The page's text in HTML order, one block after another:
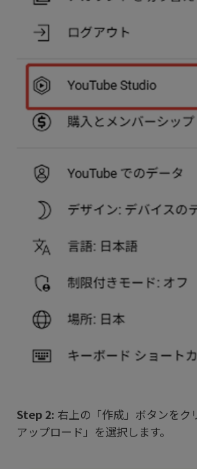
Step 2: 右上の「作成」ボタンをク
アップロード」を選択します。